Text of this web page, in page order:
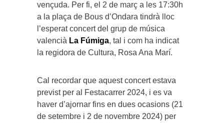
vençuda. Per fi, el 2 de març a les 17:30h
a la plaça de Bous d’Ondara tindrà lloc
l’esperat concert del grup de música
valencià La Fúmiga, tal i com ha indicat
la regidora de Cultura, Rosa Ana Marí.
Cal recordar que aquest concert estava
previst per al Festacarrer 2024, i es va
haver d’ajornar fins en dues ocasions (21
de setembre i 2 de novembre 2024) per